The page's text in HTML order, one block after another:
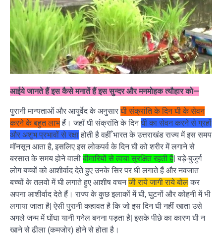
आईये जानते हैं इस कैसे मनातें हैं इस सुन्दर और मनमोहक त्यौहार को—
पुरानी मान्यताओं और आयुर्वेद के अनुसारघी संक्रांति के दिन घी के सेवन
करने के बहुत लाभहैं। जहाँ घी संक्रांति के दिनघी का सेवन करने से ग्रहों
और अशुभ प्रभावों से रक्षाहोती है वहीँ भारत के उत्तराखंड राज्य में इस समय
मॉनसून आता है, इसलिए इस लोकपर्व के दिन घी को शरीर में लगाने से
बरसात के समय होने वालीबीमारियों से त्वचा सुरक्षित रहती है| बड़े-बुजुर्ग
लोग बच्चों को आशीर्वाद देते हुए उनके सिर पर घी लगाते हैं और नवजात
बच्चों के तलवो में घी लगाते हुए आशीष वचनजी राये जागी राये बोलकर
अपना आशीर्वाद देते हैं। राज्य के कुछ इलाकों में घी, घुटनों और कोहनी में भी
लगाया जाता है| ऐसी पुरानी कहावत है कि जो इस दिन घी नहीं खाता उसे
अगले जन्म में घोंघा यानी गनेल बनना पड़ता है| इसके पीछे का कारण घी न
खाने से ढीला (कमजोर) होने से होता है।